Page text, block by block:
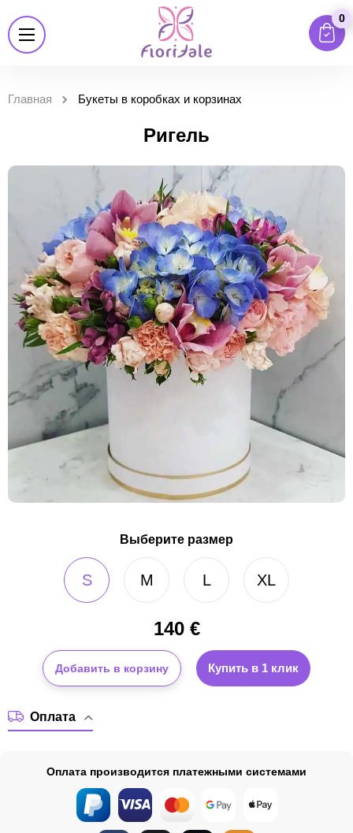
0
Главная Букеты в коробках и корзинах
Ригель
Выберите размер
S M L XL
140€
Добавить в корзину Купить в 1 клик
Оплата
Оплата производится платежными системами